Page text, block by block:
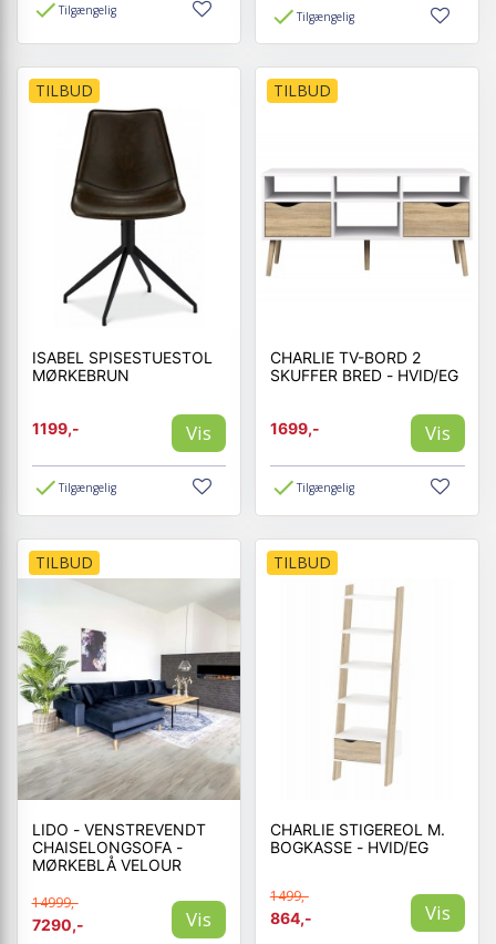
Tilgængelig Tilgængelig
TILBUD
ISABEL SPISESTUESTOL
MØRKEBRUN
1199,- Vis
Tilgængelig
TILBUD
CHARLIE TV-BORD 2
SKUFFER BRED - HVID/EG
1699,- Vis
Tilgængelig
TILBUD
LIDO - VENSTREVENDT
CHAISELONGSOFA -
MØRKEBLÅ VELOUR
14999,-
7290,-
Vis
TILBUD
CHARLIE STIGEREOL M.
BOGKASSE - HVID/EG
1499,-
864,-
Vis